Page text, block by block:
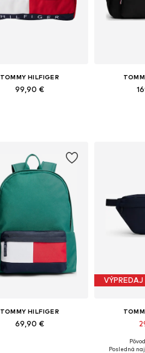
TOMMY HILFIGER
99,90 €
TOMMY HILFIGER
69,90 €
VÝPREDAJ
Dostupné
Posledná